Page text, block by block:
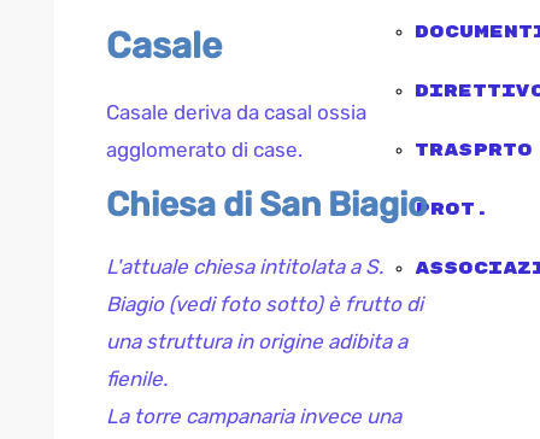
trasprto
Prot.
Casale
Casale deriva da casal ossia
agglomerato di case.
Chiesa di San Biagio
L'attuale chiesa intitolata a S.
Biagio (vedi foto sotto) è frutto di
una struttura in origine adibita a
fienile.
La torre campanaria invece una